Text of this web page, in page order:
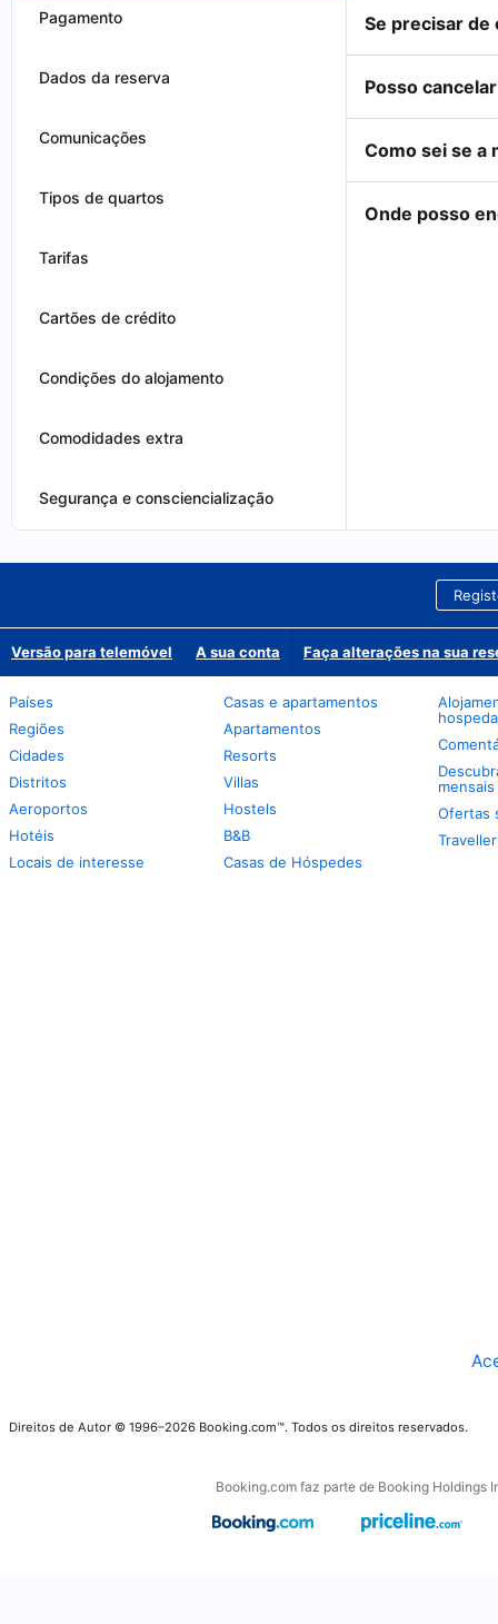
Pagamento
Dados da reserva
Comunicações
Tipos de quartos
Tarifas
Cartões de crédito
Condições do alojamento
Comodidades extra
Segurança e consciencialização
Se precisar de
Posso
Como sei se a
Onde posso
Versão para telemóvel A sua conta Faça alterações na sua
Países
Regiões
Cidades
Distritos
Aeroportos
Hotéis
Locais de interesse
Casas e apartamentos
Apartamentos
Resorts
Villas
Hostels
B&B
Casas de Hóspedes
mensais
Ofertas
Direitos de Autor © 1996–2026 Booking.com™. Todos os direitos reservados.
Booking.com faz parte de Booking Holdings